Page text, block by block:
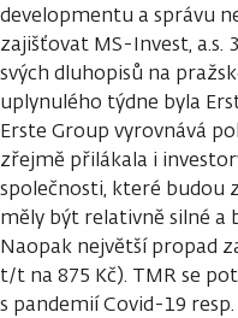
developmentu a správu
zajišťovat MS-Invest, a.s.
svých dluhopisů na
uplynulého týdne byla
Erste Group vyrovnává
zřejmě přilákala i
společnosti, které budou
měly být relativně silné a
Naopak největší propad
t/t na 875 Kč). TMR se
s pandemií Covid-19